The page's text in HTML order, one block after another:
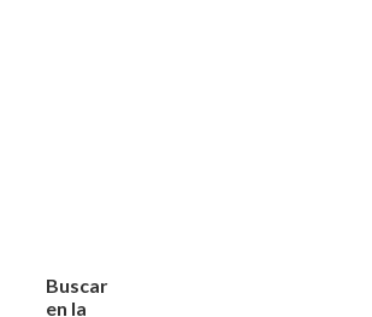
Buscar
en la